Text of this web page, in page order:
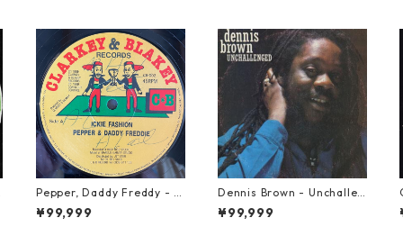
Pepper, Daddy Freddy - Ic
kie Fashion【12-50044】
¥99,999
Dennis Brown - Unchallen
ged【LP-70046】
¥99,999